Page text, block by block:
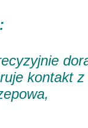
kontakt